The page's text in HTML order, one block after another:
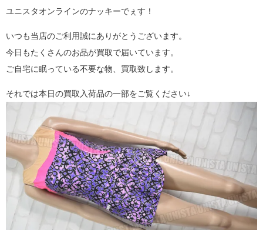
ユニスタオンラインのナッキーでぇす！
いつも当店のご利用誠にありがとうございます。
今日もたくさんのお品が買取で届いています。
ご自宅に眠っている不要な物、買取致します。
それでは本日の買取入荷品の一部をご覧ください↓